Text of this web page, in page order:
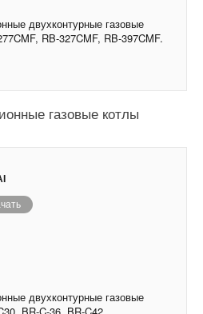
двухконтурные газовые
RB-327CMF, RB-397CMF.
газовые котлы
двухконтурные газовые